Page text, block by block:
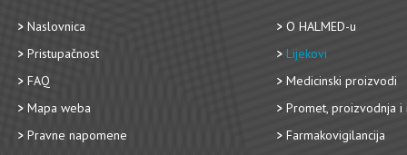
Naslovnica
Pristupačnost
FAQ
Mapa weba
Pravne napomene
O HALMED-u
Lijekovi
Medicinski proizvodi
Promet, proizvodnja i
Farmakovigilancija